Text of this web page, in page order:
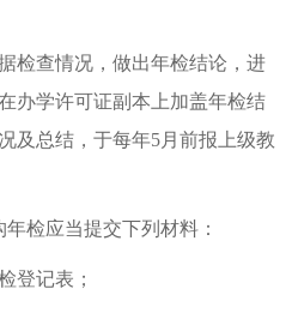
查情况，做出年检结论，进
办学许可证副本上加盖年检结
及总结，于每年5月前报上级教
应当提交下列材料：
记表；